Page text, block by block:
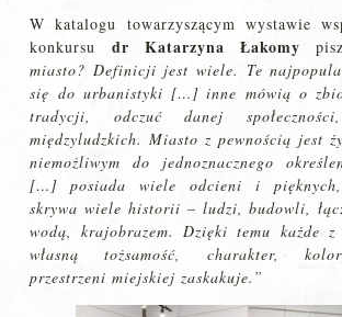
W katalogu towarzyszącym wystawie
konkursu dr Katarzyna Łakomy
miasto? Definicji jest wiele. Te
się do urbanistyki […] inne mówią o
tradycji, odczuć danej
międzyludzkich. Miasto z pewnością jest
niemożliwym do jednoznacznego
[…] posiada wiele odcieni i
skrywa wiele historii – ludzi, budowli,
wodą, krajobrazem. Dzięki temu każde
własną tożsamość, charakter,
przestrzeni miejskiej zaskakuje.”